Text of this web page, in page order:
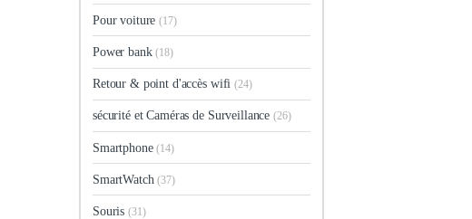
Pour voiture(17)
Power bank(18)
Retour & point d'accès wifi(24)
sécurité et Caméras de Surveillance (26)
Smartphone(14)
SmartWatch(37)
Souris(31)